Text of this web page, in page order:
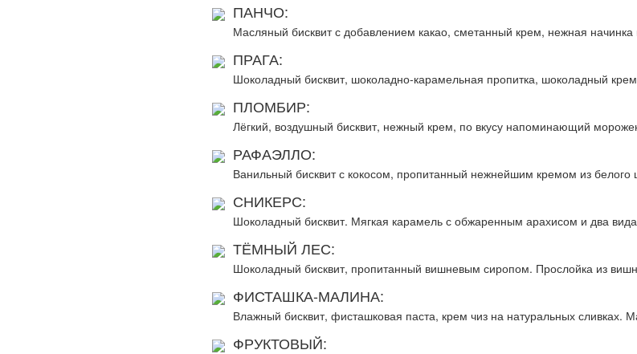
ПАНЧО:
Масляный бисквит с добавлением какао, сметанный крем, нежная начинка
ПРАГА:
Шоколадный бисквит, шоколадно-карамельная пропитка, шоколадный
ПЛОМБИР:
Лёгкий, воздушный бисквит, нежный крем, по вкусу напоминающий
РАФАЭЛЛО:
Ванильный бисквит с кокосом, пропитанный нежнейшим кремом из белого
СНИКЕРС:
Шоколадный бисквит. Мягкая карамель с обжаренным арахисом и два
ТЁМНЫЙ ЛЕС:
Шоколадный бисквит, пропитанный вишневым сиропом. Прослойка из
ФИСТАШКА-МАЛИНА:
Влажный бисквит, фисташковая паста, крем чиз на натуральных сливках.
ФРУКТОВЫЙ: